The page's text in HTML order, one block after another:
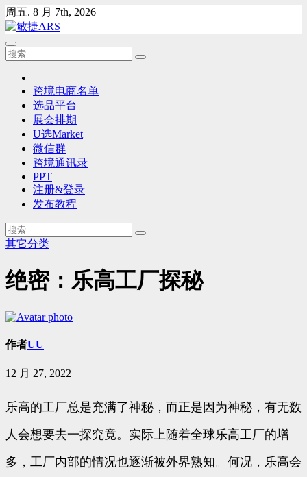
Skip
to
content
周五. 8 月 7th, 2026
跨境电商名单
选品平台
展会排期
U选Market
微信群
跨境通讯录
PPT
注册&登录
发布教程
其它分类
绝密：乐高工厂探秘
作者UU
12 月 27, 2022
乐高的工厂总是充满了神秘，而正是因为神秘，有无数
人会想要去一探究竟。实际上随着全球乐高工厂的增
多，工厂内部的情况也逐渐被外界熟知。何况，乐高会